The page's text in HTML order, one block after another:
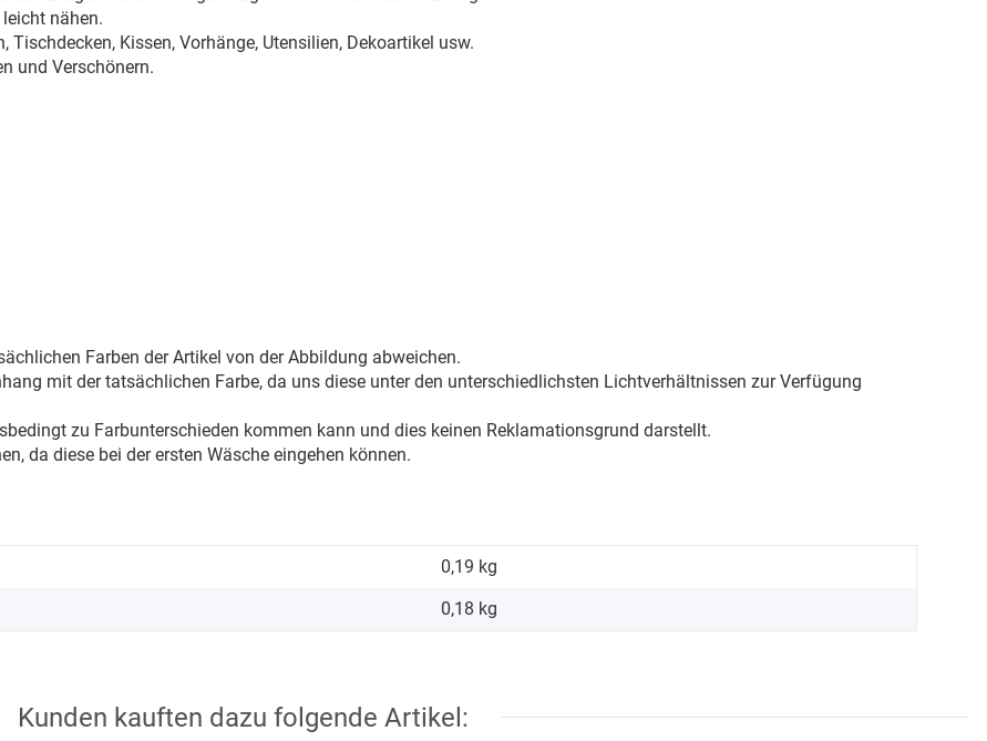
nähen.
Kissen, Vorhänge, Utensilien, Dekoartikel usw.
und Verschönern.
Farben der Artikel von der Abbildung abweichen.
mit der tatsächlichen Farbe, da uns diese unter den unterschiedlichsten Lichtverhältnissen zur Verfügung
zu Farbunterschieden kommen kann und dies keinen Reklamationsgrund darstellt.
da diese bei der ersten Wäsche eingehen können.
0,19 kg
0,18 kg
Kunden kauften dazu folgende Artikel: